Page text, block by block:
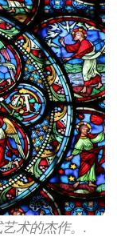
术的杰作。.